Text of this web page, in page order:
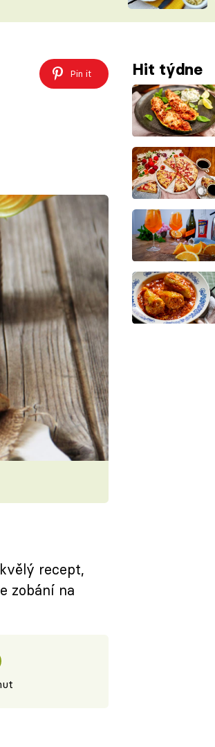
ŠÉFREDAKTORKY
ČASOPIS
Pin it Hit týdne
recept,
zobání na